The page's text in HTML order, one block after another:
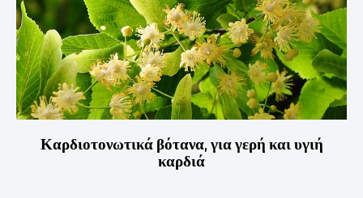
Καρδιοτονωτικά βότανα, για γερή και υγιή
καρδιά